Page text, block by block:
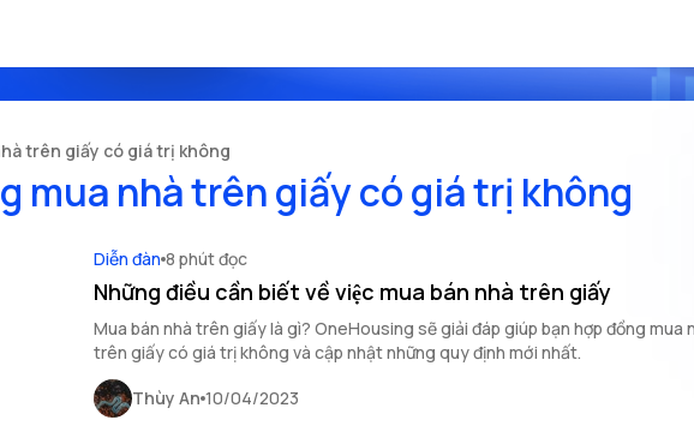
trên giấy có giá trị không
mua nhà trên giấy có giá trị không
Diễn đàn 8 phút đọc
Những điều cần biết về việc mua bán nhà trên giấy
Mua bán nhà trên giấy là gì? OneHousing sẽ giải đáp giúp bạn hợp đồng mua
trên giấy có giá trị không và cập nhật những quy định mới nhất.
Thùy An 10/04/2023